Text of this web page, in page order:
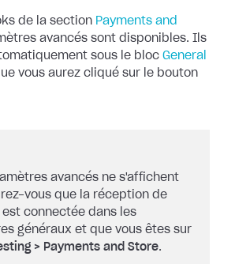
de la section Payments and
avancés sont disponibles. Ils
sous le bloc General
vous aurez cliqué sur le bouton
avancés ne s'affichent
vous que la réception de
connectée dans les
généraux et que vous êtes sur
> Payments and Store.